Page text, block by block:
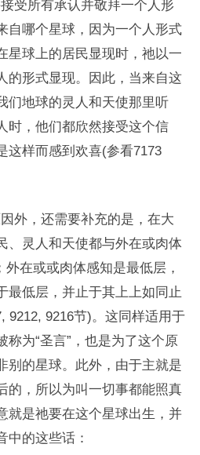
受所有承认并敬拜一个人形
自哪个星球，因为一个人形式
星球上的居民显现时，祂以一
的形式显现。因此，当来自这
们地球的灵人和天使那里听
时，他们都欣然接受这个信
这样而感到欢喜(参看7173
外，还需要补充的是，在大
、灵人和天使都与外在或肉体
在或或肉体感知是最低层，
最低层，并止于其上上如同止
9212, 9216节)。这同样适用于
称为“圣言”，也是为了这个原
别的星球。此外，由于主就是
的，所以为叫一切事都能照真
就是祂要在这个星球出生，并
中的这些话：